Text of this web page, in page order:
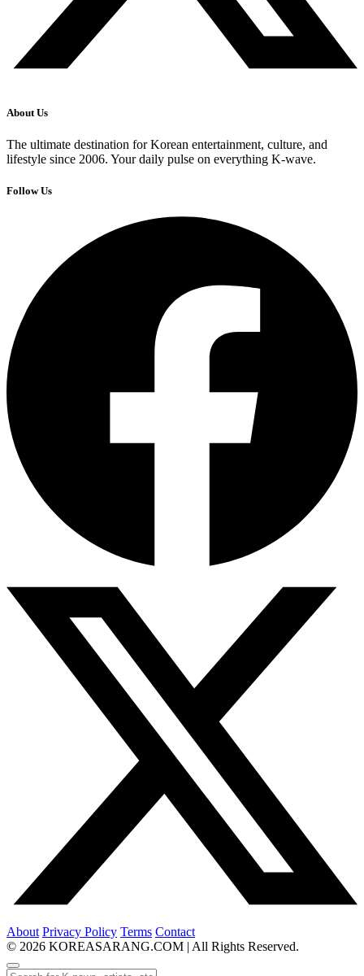
About Us
The ultimate destination for Korean entertainment, culture, and
lifestyle since 2006. Your daily pulse on everything K-wave.
Follow Us
About Privacy Policy Terms Contact
© 2026 KOREASARANG.COM | All Rights Reserved.